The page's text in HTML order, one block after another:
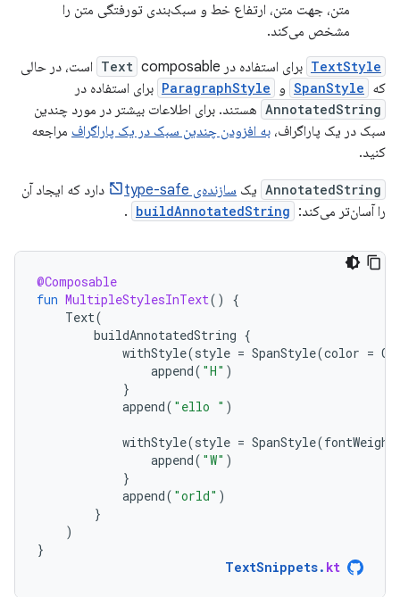
متن، جهت متن، ارتفاع خط و سبک‌بندی تورفتگی متن را
مشخص می‌کند.
TextStyle برای استفاده در Text composable است، در حالی
که SpanStyle و ParagraphStyle برای استفاده در
AnnotatedString هستند. برای اطلاعات بیشتر در مورد چندین
سبک در یک پاراگراف، به افزودن چندین سبک در یک پاراگراف مراجعه
کنید.
AnnotatedString یک سازنده‌ی type-safe
دارد که ایجاد آن
را آسان‌تر می‌کند: buildAnnotatedString
.
@Composable
fun MultipleStylesInText()
{
Text(
buildAnnotatedString {
withStyle(style = SpanStyle(color =
append( "H" )
}
append( "ello " )
withStyle(style = SpanStyle(fontWeight
append( "W" )
}
append( "orld" )
}
)
}
TextSnippets. kt